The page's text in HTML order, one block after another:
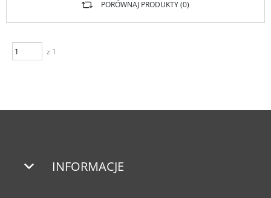
z 1
PORÓWNAJ PRODUKTY (0)
INFORMACJE